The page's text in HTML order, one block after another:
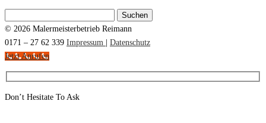
nach:
© 2026 Malermeisterbetrieb Reimann
0171 – 27 62 339 Impressum
Datenschutz
Jetzt Anrufen
Don’t Hesitate To Ask